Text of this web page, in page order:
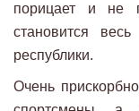
порицает и не
становится
республики.
Очень